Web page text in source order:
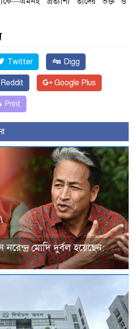
Twitter Digg
Reddit Google Plus
Print
মোদি দুর্বল হয়েছেন: